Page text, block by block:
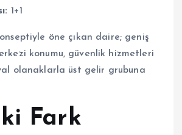
1+1
öne çıkan daire; geniş
konumu, güvenlik hizmetleri
olanaklarla üst gelir grubuna
Fark